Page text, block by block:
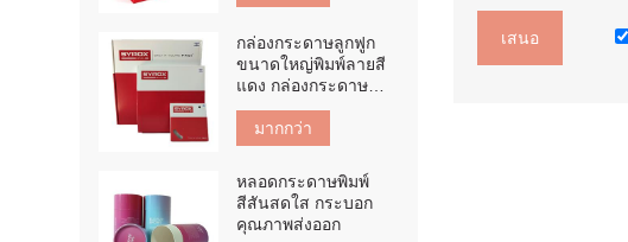
เสนอ
กล่องกระดาษลูกฟูก
ขนาดใหญ่พิมพ์ลายสี
แดง กล่องกระดาษ
ลูกฟูก E ฟลุต
มากกว่า
หลอดกระดาษพิมพ์
สีสันสดใส กระบอก
คุณภาพส่งออก